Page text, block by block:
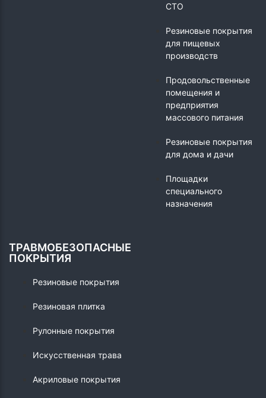
СТО
Резиновые покрытия
для пищевых
производств
Продовольственные
помещения и
предприятия
массового питания
Резиновые покрытия
для дома и дачи
Площадки
специального
назначения
ТРАВМОБЕЗОПАСНЫЕ
ПОКРЫТИЯ
Резиновые покрытия
Резиновая плитка
Рулонные покрытия
Искусственная трава
Акриловые покрытия